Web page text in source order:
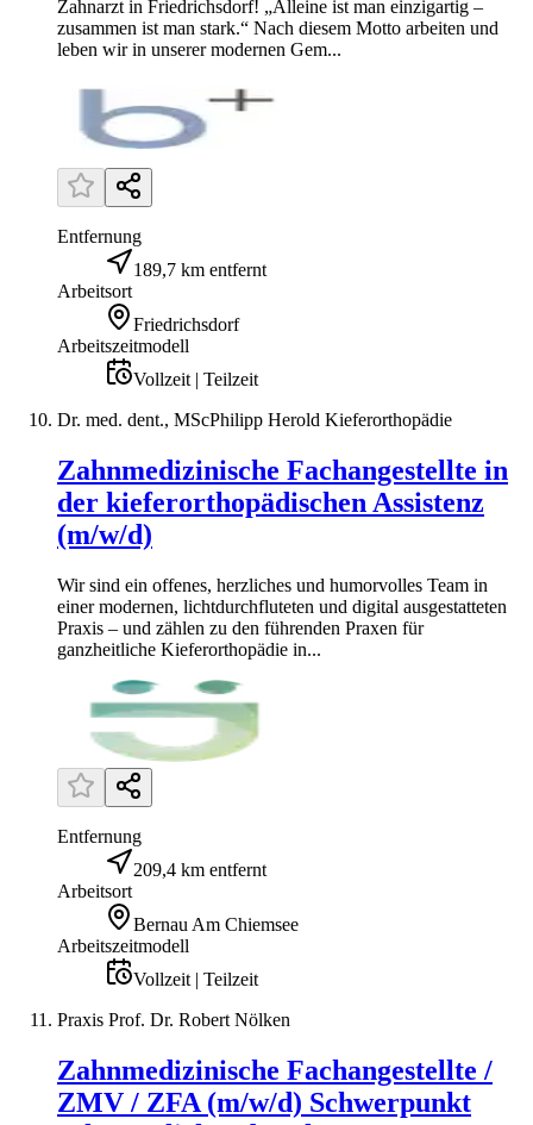
Zahnarzt in Friedrichsdorf! „Alleine ist man einzigartig –
zusammen ist man stark.“ Nach diesem Motto arbeiten und
leben wir in unserer modernen Gem...
Entfernung
189,7 km entfernt
Arbeitsort
Friedrichsdorf
Arbeitszeitmodell
Vollzeit | Teilzeit
Dr. med. dent., MScPhilipp Herold Kieferorthopädie
Zahnmedizinische Fachangestellte in
der kieferorthopädischen Assistenz
(m/w/d)
Wir sind ein offenes, herzliches und humorvolles Team in
einer modernen, lichtdurchfluteten und digital ausgestatteten
Praxis – und zählen zu den führenden Praxen für
ganzheitliche Kieferorthopädie in...
Entfernung
209,4 km entfernt
Arbeitsort
Bernau Am Chiemsee
Arbeitszeitmodell
Vollzeit | Teilzeit
Praxis Prof. Dr. Robert Nölken
Zahnmedizinische Fachangestellte /
ZMV / ZFA (m/w/d) Schwerpunkt